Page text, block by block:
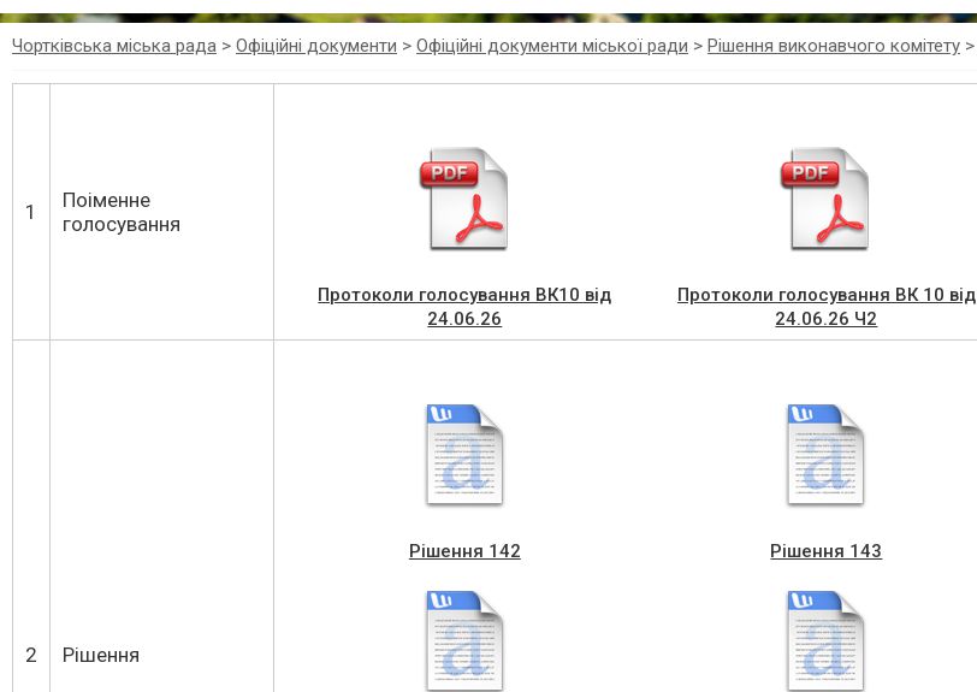
Чортківська міська рада > Офіційні документи > Офіційні документи міської ради > Рішення виконавчого комітету >
1
Поіменне
голосування
Протоколи голосування ВК10 від
24.06.26
Протоколи голосування ВК 10 від
24.06.26 Ч2
2 Рішення
Рішення 142 Рішення 143